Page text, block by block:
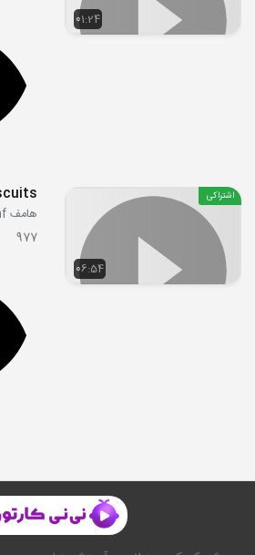
01:24
06:54
اشتراکی
هامف Humf
977